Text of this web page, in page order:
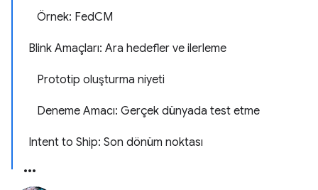
Örnek: FedCM
Blink Amaçları: Ara hedefler ve ilerleme
Prototip oluşturma niyeti
Deneme Amacı: Gerçek dünyada test etme
Intent to Ship: Son dönüm noktası